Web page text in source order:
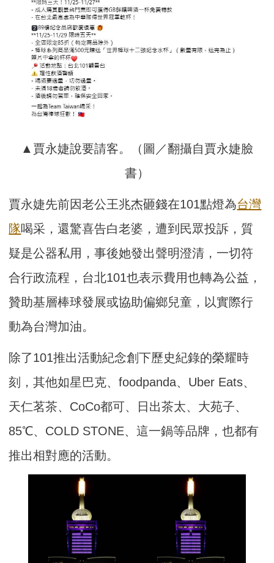
▲賈永婕說要請客。（圖／翻攝自賈永婕臉
書）
賈永婕先前因老公王兆杰砸錢在101點燈為台灣
隊喝采，還驚喜告白老婆，遭到民眾投訴，質
疑是公器私用，事後她發出聲明澄清，一切符
合行政流程，台北101也表示費用也轉為公益，
贊助基層棒球發展或協助偏鄉兒童，以實際行
動為台灣加油。
除了101推出活動紀念創下歷史紀錄的榮耀時
刻，其他如星巴克、foodpanda、Uber Eats、
天仁茗茶、CoCo都可、日出茶太、大苑子、
85℃、COLD STONE、這一鍋等品牌，也都有
推出相對應的活動。